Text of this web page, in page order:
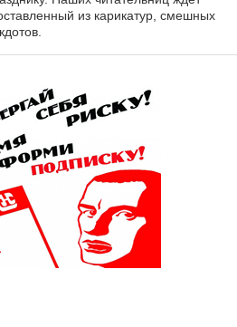
из карикатур, смешных